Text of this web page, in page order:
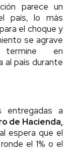
parece un
país, lo más
el choque y
se agrave
en
al país durante
entregadas a
de Hacienda,
espera que el
el 1% o el